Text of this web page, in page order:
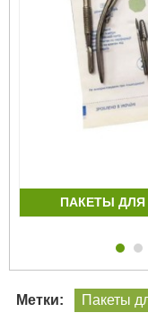
ПАКЕТЫ
Метки: Пакеты